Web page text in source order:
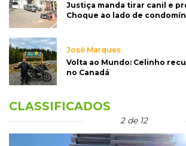
Justiça manda tirar canil e
Choque ao lado de
José Marques
Volta ao Mundo: Celinho
no Canadá
CLASSIFICADOS
2 de 12